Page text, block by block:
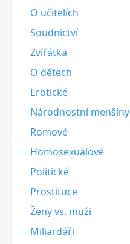
O učitelích
Soudnictví
Zvířátka
O dětech
Erotické
Národnostní menšiny
Romové
Homosexuálové
Politické
Prostituce
Ženy vs. muži
Miliardáři